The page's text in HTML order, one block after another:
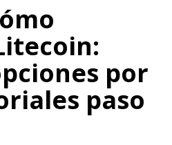
por
paso